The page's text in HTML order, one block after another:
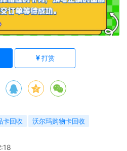
打赏
卡回收 沃尔玛购物卡回收